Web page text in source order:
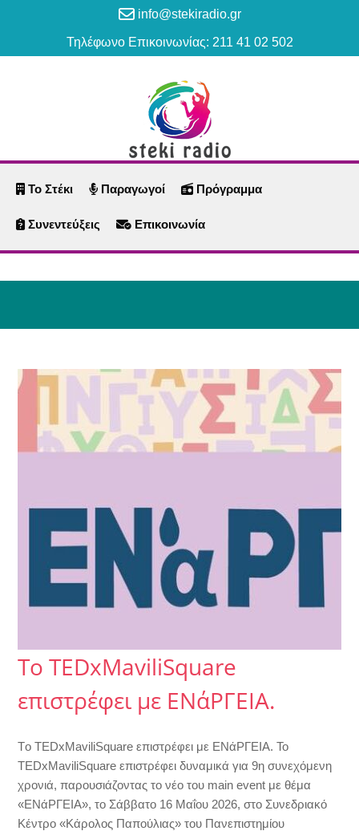
info@stekiradio.gr
Τηλέφωνο Επικοινωνίας: 211 41 02 502
Το Στέκι Παραγωγοί Πρόγραμμα
Συνεντεύξεις Επικοινωνία
Tο TEDxMaviliSquare
επιστρέφει με ΕΝάΡΓΕΙΑ.
Tο TEDxMaviliSquare επιστρέφει με ΕΝάΡΓΕΙΑ. Το
TEDxMaviliSquare επιστρέφει δυναμικά για 9η συνεχόμενη
χρονιά, παρουσιάζοντας το νέο του main event με θέμα
«ΕΝάΡΓΕΙΑ», το Σάββατο 16 Μαΐου 2026, στο Συνεδριακό
Κέντρο «Κάρολος Παπούλιας» του Πανεπιστημίου